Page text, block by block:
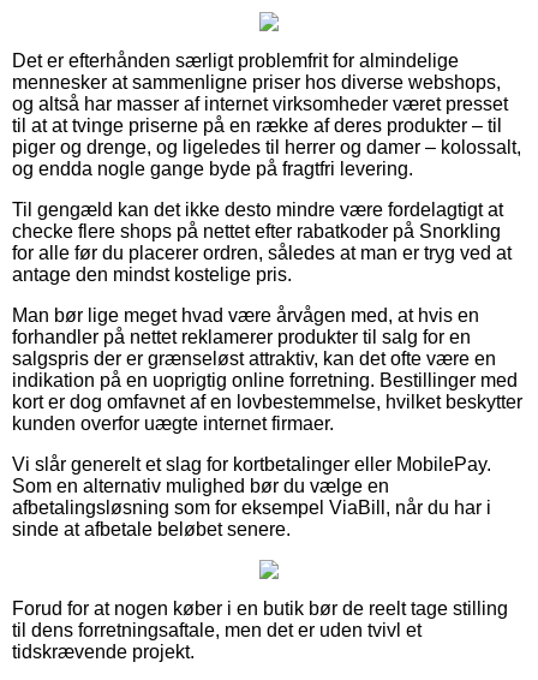
Det er efterhånden særligt problemfrit for almindelige
mennesker at sammenligne priser hos diverse webshops,
og altså har masser af internet virksomheder været presset
til at at tvinge priserne på en række af deres produkter – til
piger og drenge, og ligeledes til herrer og damer – kolossalt,
og endda nogle gange byde på fragtfri levering.
Til gengæld kan det ikke desto mindre være fordelagtigt at
checke flere shops på nettet efter rabatkoder på Snorkling
for alle før du placerer ordren, således at man er tryg ved at
antage den mindst kostelige pris.
Man bør lige meget hvad være årvågen med, at hvis en
forhandler på nettet reklamerer produkter til salg for en
salgspris der er grænseløst attraktiv, kan det ofte være en
indikation på en uoprigtig online forretning. Bestillinger med
kort er dog omfavnet af en lovbestemmelse, hvilket beskytter
kunden overfor uægte internet firmaer.
Vi slår generelt et slag for kortbetalinger eller MobilePay.
Som en alternativ mulighed bør du vælge en
afbetalingsløsning som for eksempel ViaBill, når du har i
sinde at afbetale beløbet senere.
Forud for at nogen køber i en butik bør de reelt tage stilling
til dens forretningsaftale, men det er uden tvivl et
tidskrævende projekt.